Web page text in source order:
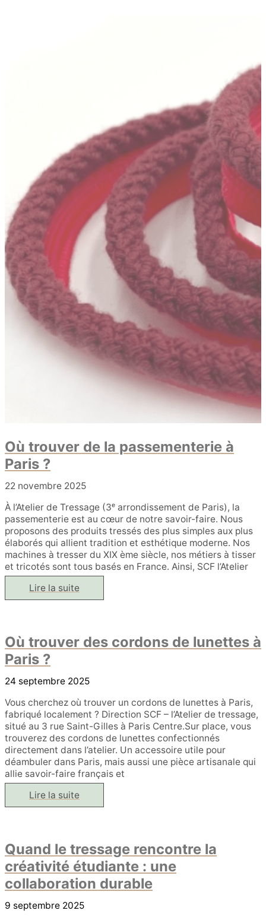
Où trouver de la passementerie à
Paris ?
22 novembre 2025
À l’Atelier de Tressage (3ᵉ arrondissement de Paris), la
passementerie est au cœur de notre savoir-faire. Nous
proposons des produits tressés des plus simples aux plus
élaborés qui allient tradition et esthétique moderne. Nos
machines à tresser du XIX ème siècle, nos métiers à tisser
et tricotés sont tous basés en France. Ainsi, SCF l’Atelier
Où
trouver
de
Paris ?
Lire la suite
Où trouver des cordons de lunettes à
Paris ?
24 septembre 2025
Vous cherchez où trouver un cordons de lunettes à Paris,
fabriqué localement ? Direction SCF – l’Atelier de tressage,
situé au 3 rue Saint-Gilles à Paris Centre.Sur place, vous
trouverez des cordons de lunettes confectionnés
directement dans l’atelier. Un accessoire utile pour
déambuler dans Paris, mais aussi une pièce artisanale qui
allie savoir-faire français et
Où
trouver
des
à
Paris
?
Lire la suite
Quand le tressage rencontre la
créativité étudiante : une
collaboration durable
9 septembre 2025